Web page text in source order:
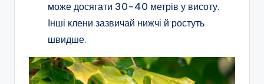
може досягати 30–40 метрів у висоту.
Інші клени зазвичай нижчі й ростуть
швидше.